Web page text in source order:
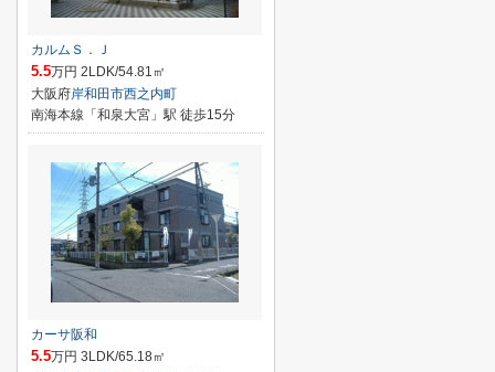
カルムＳ．Ｊ
5.5万円 2LDK/54.81㎡
大阪府岸和田市西之内町
南海本線「和泉大宮」駅 徒歩15分
カーサ阪和
5.5万円 3LDK/65.18㎡